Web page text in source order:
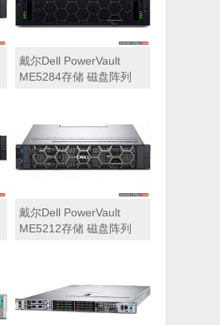
戴尔Dell PowerVault
ME5284存储 磁盘阵列
戴尔Dell PowerVault
ME5212存储 磁盘阵列